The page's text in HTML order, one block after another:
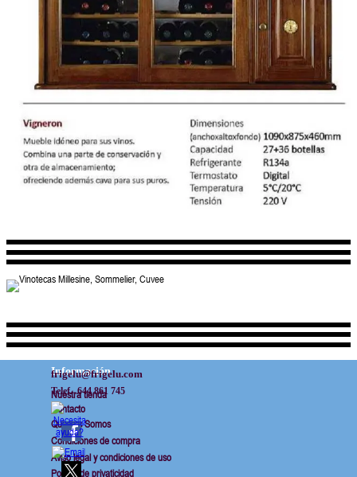
Información
Nuestra tienda
Contacto
Quienes Somos
Aviso legal y condiciones de uso
Telef.  644 861 745
Condiciones de compra
frigelu@frigelu.com
Politica de privaticidad